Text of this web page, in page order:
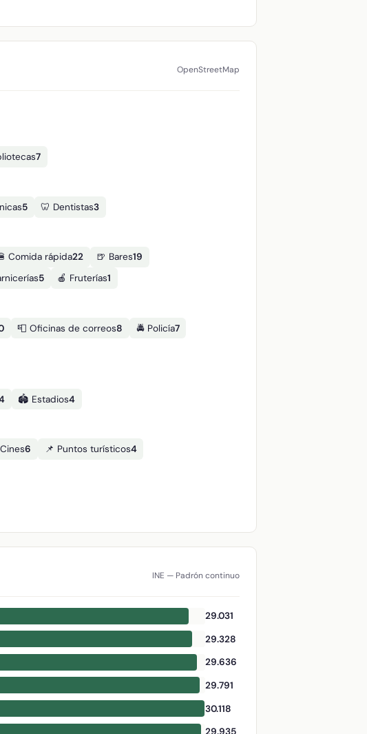
OpenStreetMap
7
5 🦷 Dentistas3
Comida rápida22 🍺 Bares19
5 🍎 Fruterías1
📮 Oficinas de correos8 🚔 Policía7
🏟️ Estadios4
6 📌 Puntos turísticos4
INE — Padrón continuo
29.031
29.328
29.636
29.791
30.118